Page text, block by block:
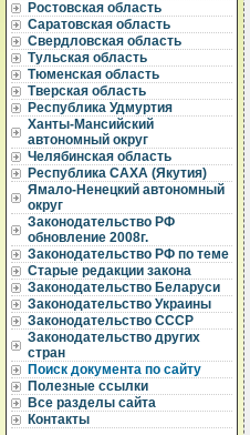
Ростовская область
Саратовская область
Свердловская область
Тульская область
Тюменская область
Тверская область
Республика Удмуртия
Ханты-Мансийский
автономный округ
Челябинская область
Республика САХА (Якутия)
Ямало-Ненецкий автономный
округ
Законодательство РФ
обновление 2008г.
Законодательство РФ по теме
Старые редакции закона
Законодательство Беларуси
Законодательство Украины
Законодательство СССР
Законодательство других
стран
Поиск документа по сайту
Полезные ссылки
Все разделы сайта
Контакты